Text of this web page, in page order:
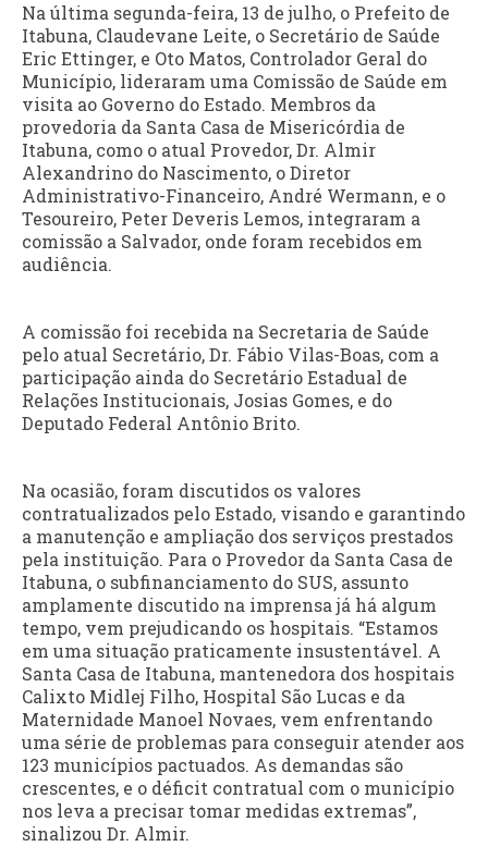
Na última segunda-feira, 13 de julho, o Prefeito de
Itabuna, Claudevane Leite, o Secretário de Saúde
Eric Ettinger, e Oto Matos, Controlador Geral do
Município, lideraram uma Comissão de Saúde em
visita ao Governo do Estado. Membros da
provedoria da Santa Casa de Misericórdia de
Itabuna, como o atual Provedor, Dr. Almir
Alexandrino do Nascimento, o Diretor
Administrativo-Financeiro, André Wermann, e o
Tesoureiro, Peter Deveris Lemos, integraram a
comissão a Salvador, onde foram recebidos em
audiência.
A comissão foi recebida na Secretaria de Saúde
pelo atual Secretário, Dr. Fábio Vilas-Boas, com a
participação ainda do Secretário Estadual de
Relações Institucionais, Josias Gomes, e do
Deputado Federal Antônio Brito.
Na ocasião, foram discutidos os valores
contratualizados pelo Estado, visando e garantindo
a manutenção e ampliação dos serviços prestados
pela instituição. Para o Provedor da Santa Casa de
Itabuna, o subfinanciamento do SUS, assunto
amplamente discutido na imprensa já há algum
tempo, vem prejudicando os hospitais. “Estamos
em uma situação praticamente insustentável. A
Santa Casa de Itabuna, mantenedora dos hospitais
Calixto Midlej Filho, Hospital São Lucas e da
Maternidade Manoel Novaes, vem enfrentando
uma série de problemas para conseguir atender aos
123 municípios pactuados. As demandas são
crescentes, e o déficit contratual com o município
nos leva a precisar tomar medidas extremas”,
sinalizou Dr. Almir.